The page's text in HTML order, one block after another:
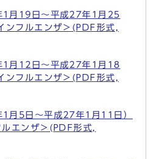
1月19日～平成27年1月25
ンフルエンザ＞(PDF形式,
1月12日～平成27年1月18
ンフルエンザ＞(PDF形式,
月5日～平成27年1月11日）
エンザ＞(PDF形式,